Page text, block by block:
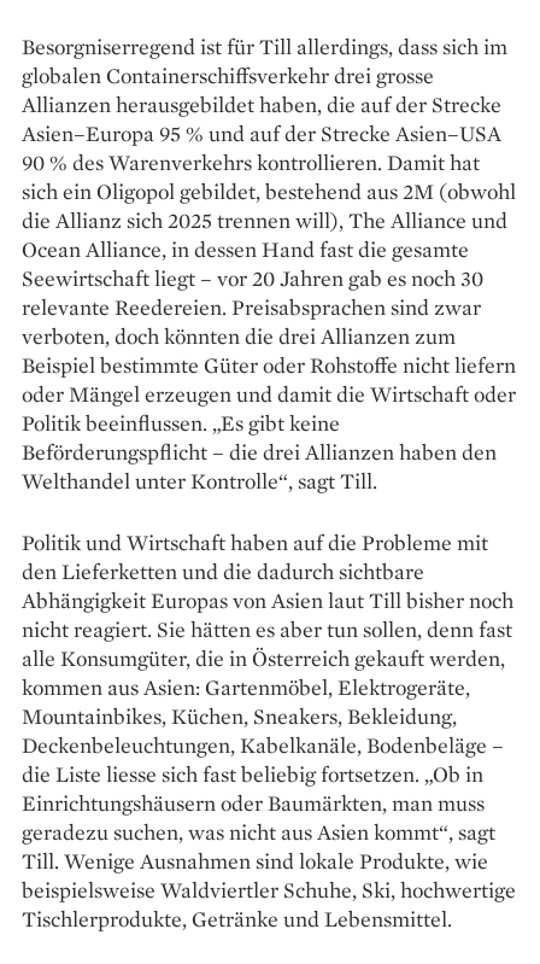
Besorgniserregend ist für Till allerdings, dass sich im
globalen Containerschiffsverkehr drei grosse
Allianzen herausgebildet haben, die auf der Strecke
Asien–Europa 95 % und auf der Strecke Asien–USA
90 % des Warenverkehrs kontrollieren. Damit hat
sich ein Oligopol gebildet, bestehend aus 2M (obwohl
die Allianz sich 2025 trennen will), The Alliance und
Ocean Alliance, in dessen Hand fast die gesamte
Seewirtschaft liegt – vor 20 Jahren gab es noch 30
relevante Reede­reien. Preisabsprachen sind zwar
verboten, doch könnten die drei Allianzen zum
Beispiel bestimmte Güter oder Rohstoffe nicht liefern
oder Mängel erzeugen und damit die Wirtschaft oder
Politik beeinflussen. „Es gibt keine
Beförderungspflicht – die drei Allianzen haben den
Welthandel unter Kontrolle“, sagt Till.
Politik und Wirtschaft haben auf die Probleme mit
den Liefer­ketten und die dadurch sichtbare
Abhängigkeit Europas von Asien laut Till bisher noch
nicht reagiert. Sie hätten es aber tun sollen, denn fast
alle Konsumgüter, die in Öster­reich gekauft werden,
kommen aus Asien: Gartenmöbel, Elektro­geräte,
Mountainbikes, Küchen, Sneakers, Bekleidung,
Decken­beleuchtungen, Kabelkanäle, Boden­beläge –
die Liste liesse sich fast beliebig fort­setzen. „Ob in
Einrichtungshäusern oder Baumärkten, man muss
geradezu suchen, was nicht aus Asien kommt“, sagt
Till. Wenige Aus­nahmen sind lokale Produkte, wie
beispielsweise Waldviertler Schuhe, Ski, hochwertige
Tischlerprodukte, Getränke und Lebensmittel.